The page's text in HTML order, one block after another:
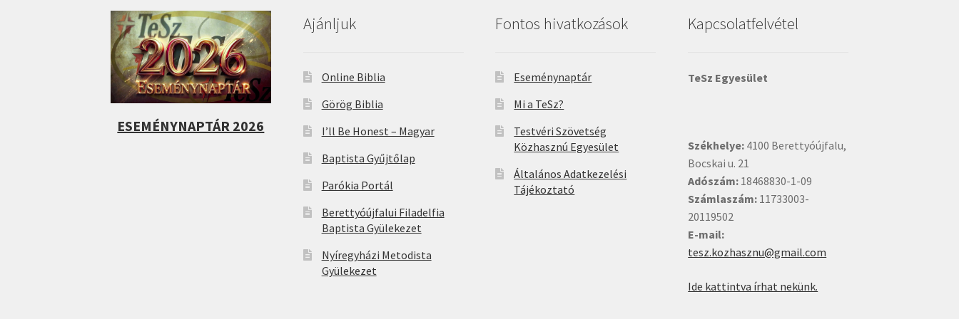
ESEMÉNYNAPTÁR 2026
Ajánljuk
Online Biblia
Görög Biblia
I’ll Be Honest – Magyar
Baptista Gyűjtőlap
Parókia Portál
Berettyóújfalui Filadelfia
Baptista Gyülekezet
Nyíregyházi Metodista
Gyülekezet
Fontos hivatkozások
Eseménynaptár
Mi a TeSz?
Testvéri Szövetség
Közhasznú Egyesület
Általános Adatkezelési
Tájékoztató
Kapcsolatfelvétel
TeSz Egyesület
Székhelye: 4100 Berettyóújfalu,
Bocskai u. 21
Adószám: 18468830-1-09
Számlaszám: 11733003-
20119502
E-mail:
tesz.kozhasznu@gmail.com
Ide kattintva írhat nekünk.